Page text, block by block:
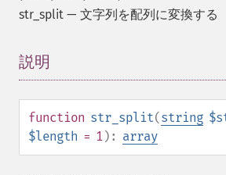
str_split — 文字列を配列に変換する
説明
function str_split(string
$length = 1): array